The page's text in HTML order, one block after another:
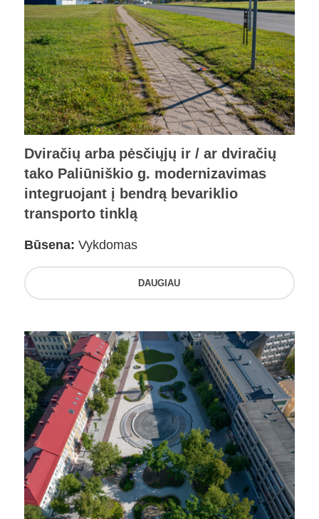
Dviračių arba pėsčiųjų ir / ar dviračių
tako Paliūniškio g. modernizavimas
integruojant į bendrą bevariklio
transporto tinklą
Būsena: Vykdomas
DAUGIAU